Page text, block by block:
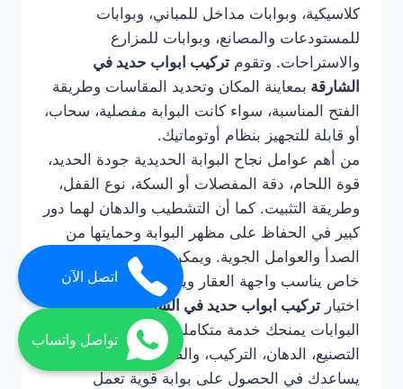
كلاسيكية، وبوابات مداخل للمباني، وبوابات
للمستودعات والمصانع، وبوابات للمزارع
والاستراحات. وتقوم تركيب ابواب حديد في
الشارقة بمعاينة المكان وتحديد المقاسات وطريقة
الفتح المناسبة، سواء كانت البوابة مفصلية، سحاب،
أو قابلة للتجهيز بنظام أوتوماتيك.
من أهم عوامل نجاح البوابة الحديدية جودة الحديد،
قوة اللحام، دقة المفصلات أو السكة، نوع القفل،
وطريقة التثبيت. كما أن التشطيب والدهان لهما دور
كبير في الحفاظ على مظهر البوابة وحمايتها من
الصدأ والعوامل الجوية. ويمكن تنفيذ البوابة بتصميم
خاص يناسب واجهة العقار ويعكس ذوق المالك.
اختيار تركيب ابواب حديد في الشارقةلتركيب
البوابات يمنحك خدمة متكاملة تشمل التصميم،
التصنيع، الدهان، التركيب، والصيانة عند الحاجة. كما
يساعدك في الحصول على بوابة قوية تعمل
اتصل الآن
تواصل واتساب